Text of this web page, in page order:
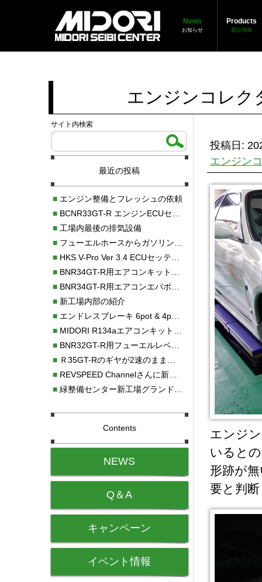
News
お知らせ
Products
製品情報
エンジンコレク
投稿日:
エンジン
エンジ
いると
形跡が
要と判
サイト内検索
最近の投稿
■エンジン整備とフレッシュの依頼
■BCNR33GT-R エンジンECUセッティング調整
■工場内最後の排気設備
■フューエルホースからガソリン漏れ
■HKS V-Pro Ver 3.4 ECUセッティング
■BNR34GT-R用エアコンキット新発売！！
■BNR34GT-R用エアコンエバポレーターを新発売！！
■新工場内部の紹介
■エンドレスブレーキ 6pot & 4potオーバーホール
■MIDORI R134aエアコンキットタイプⅡ取り付け
■BNR32GT-R用フューエルレベルセンサー新発売！！
■Ｒ35GT-Rのギヤが2速のまま変速しない！！
■REVSPEED Channelさんに新社屋を紹介していただきました!!
■緑整備センター新工場グランドオープン・続報
Contents
NEWS
Q＆A
キャンペーン
イベント情報